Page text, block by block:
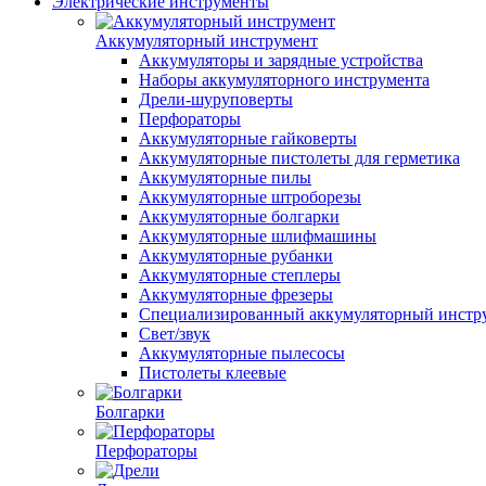
Аккумуляторный инструмент
Аккумуляторы и зарядные устройства
Наборы аккумуляторного инструмента
Дрели-шуруповерты
Перфораторы
Аккумуляторные гайковерты
Аккумуляторные пистолеты для герметика
Аккумуляторные пилы
Аккумуляторные штроборезы
Аккумуляторные болгарки
Аккумуляторные шлифмашины
Аккумуляторные рубанки
Аккумуляторные степлеры
Аккумуляторные фрезеры
Специализированный аккумуляторный
Свет/звук
Аккумуляторные пылесосы
Пистолеты клеевые
Болгарки
Перфораторы